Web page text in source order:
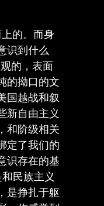
的。而身
识到什么
的，表面
的拗口的文
国越战和叙
新自由主义
和阶级相关
定了我们的
识存在的基
民族主义
是挣扎于躯